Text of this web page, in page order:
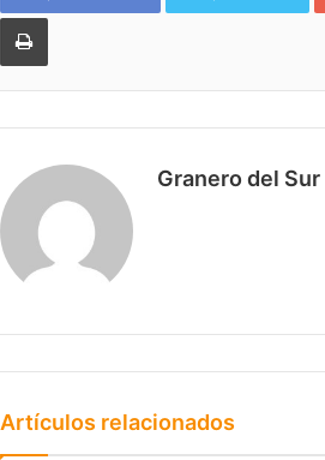
Imprimir
Granero del Sur
Artículos relacionados